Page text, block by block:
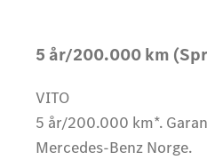
5 år/200.000 km
VITO
5 år/200.000 km*.
Mercedes-Benz Norge.